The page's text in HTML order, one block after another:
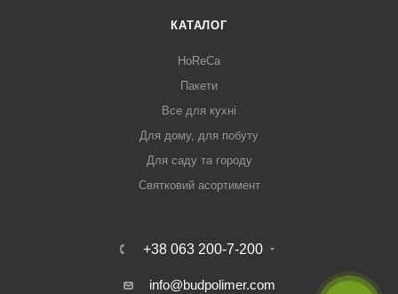
КАТАЛОГ
HoReCa
Пакети
Все для кухні
Для дому, для побуту
Для саду та городу
Святковий асортимент
+38 063 200-7-200
info@budpolimer.com